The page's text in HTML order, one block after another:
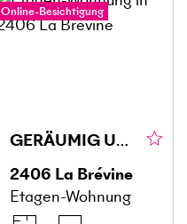
Online-Besichtigung
GERÄUMIG UND HELL IM ZENTRUM DES DORFES
2406 La Brévine
Etagen-Wohnung